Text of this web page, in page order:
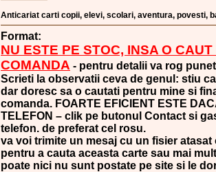
Anticariat carti copii, elevi, scolari, aventura, povesti,
Format:
NU ESTE PE STOC, INSA O
COMANDA - pentru detalii va rog
Scrieti la observatii ceva de genul: stiu
dar doresc sa o cautati pentru mine si
comanda. FOARTE EFICIENT ESTE
TELEFON – clik pe butonul Contact si
telefon. de preferat cel rosu.
va voi trimite un mesaj cu un fisier
pentru a cauta aceasta carte sau mai
poate nici nu sunt postate pe site si le